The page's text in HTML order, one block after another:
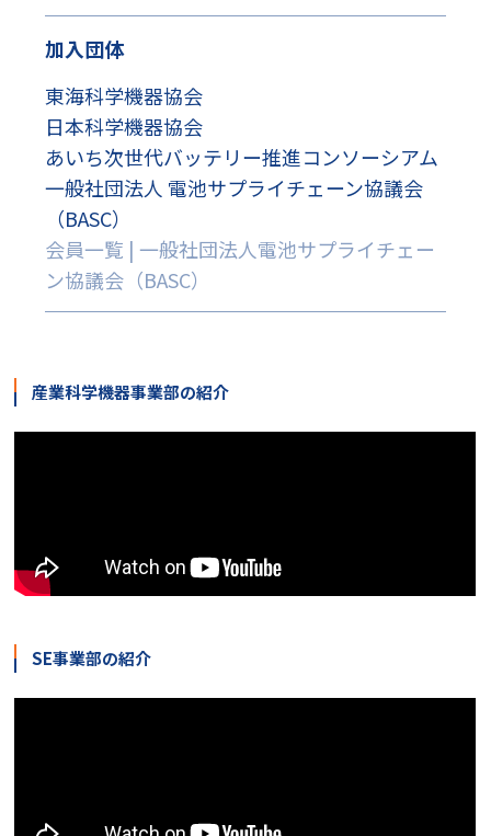
加入団体
東海科学機器協会
日本科学機器協会
あいち次世代バッテリー推進コンソーシアム
一般社団法人 電池サプライチェーン協議会
（BASC）
会員⼀覧 | 一般社団法人電池サプライチェー
ン協議会（BASC）
産業科学機器事業部の紹介
SE事業部の紹介